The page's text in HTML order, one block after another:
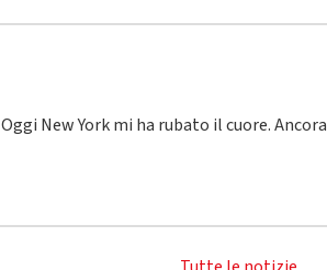
Oggi New York mi ha rubato il cuore. Ancora